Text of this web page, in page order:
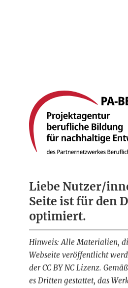
Liebe Nutzer/
Seite ist für den
optimiert.
Hinweis: Alle Materialien,
Webseite veröffentlicht
der CC BY NC Lizenz.
es Dritten gestattet, das